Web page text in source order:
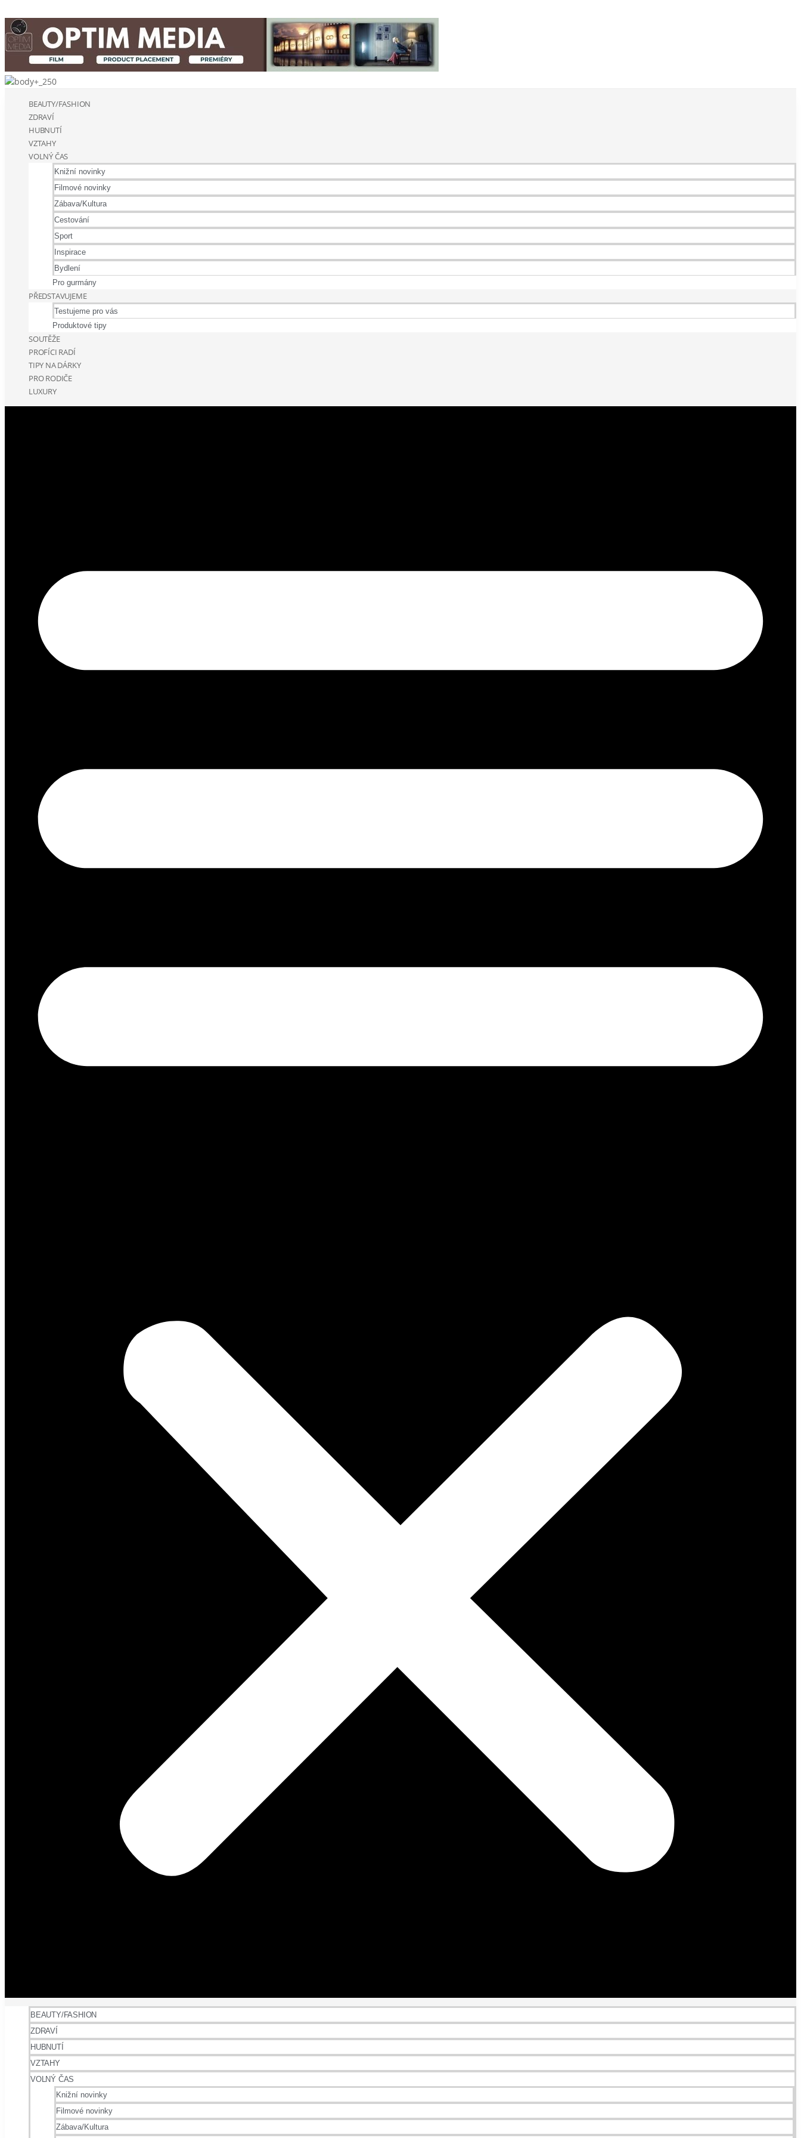
BEAUTY/FASHION
ZDRAVÍ
HUBNUTÍ
VZTAHY
VOLNÝ ČAS
Knižní novinky
Filmové novinky
Zábava/Kultura
Cestování
Sport
Inspirace
Bydlení
Pro gurmány
PŘEDSTAVUJEME
Testujeme pro vás
Produktové tipy
SOUTĚŽE
PROFÍCI RADÍ
TIPY NA DÁRKY
PRO RODIČE
LUXURY
BEAUTY/FASHION
ZDRAVÍ
HUBNUTÍ
VZTAHY
VOLNÝ ČAS
Knižní novinky
Filmové novinky
Zábava/Kultura